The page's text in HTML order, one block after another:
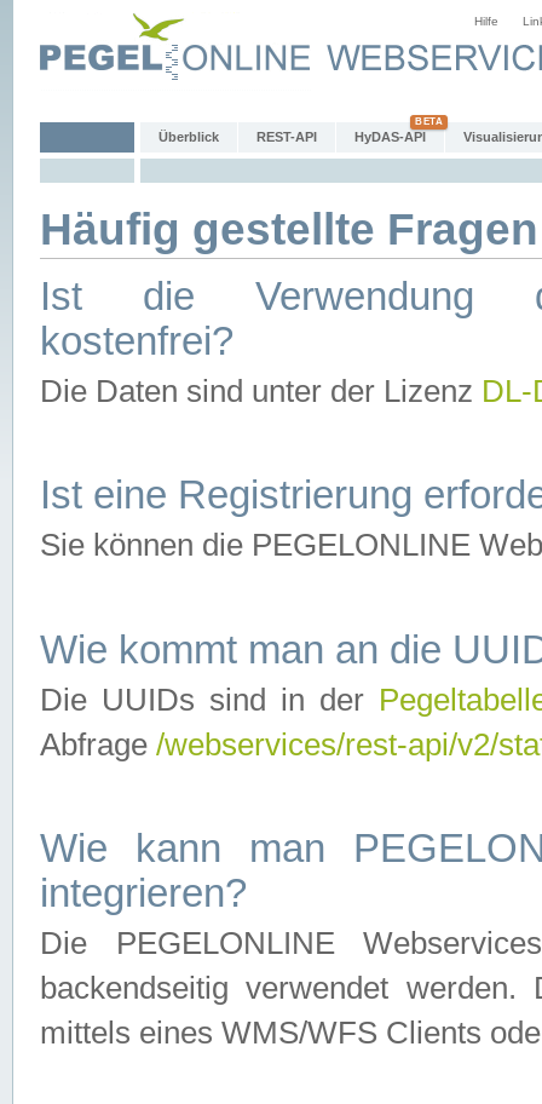
Hilfe
Überblick REST-API HyDAS-API
Häufig gestellte
Ist die Verwendung
kostenfrei?
Die Daten sind unter der Lizenz
Ist eine Registrierung
Sie können die PEGELONLINE
Wie kommt man an die
Die UUIDs sind in der
Abfrage /webservices/rest-api/v2/
Wie kann man
integrieren?
Die PEGELONLINE
backendseitig verwendet
mittels eines WMS/WFS Clients